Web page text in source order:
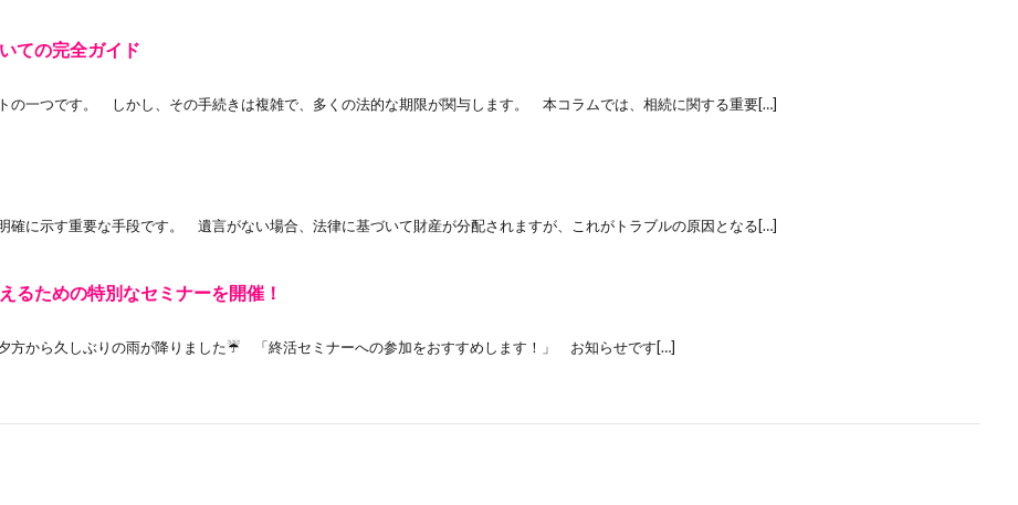
ての完全ガイド
の一つです。 しかし、その手続きは複雑で、多くの法的な期限が関与します。 本コラムでは、相続に関する重要[…]
に示す重要な手段です。 遺言がない場合、法律に基づいて財産が分配されますが、これがトラブルの原因となる[…]
るための特別なセミナーを開催！
から久しぶりの雨が降りました☔ 「終活セミナーへの参加をおすすめします！」 お知らせです[…]